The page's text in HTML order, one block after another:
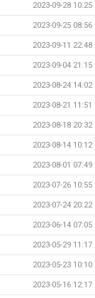
2023-09-28 10:25
2023-09-25 08:56
2023-09-11 22:48
2023-09-04 21:15
2023-08-24 14:02
2023-08-21 11:51
2023-08-18 20:32
2023-08-14 10:12
2023-08-01 07:49
2023-07-26 10:55
2023-07-24 20:22
2023-06-14 07:05
2023-05-29 11:17
2023-05-23 10:10
2023-05-16 12:17